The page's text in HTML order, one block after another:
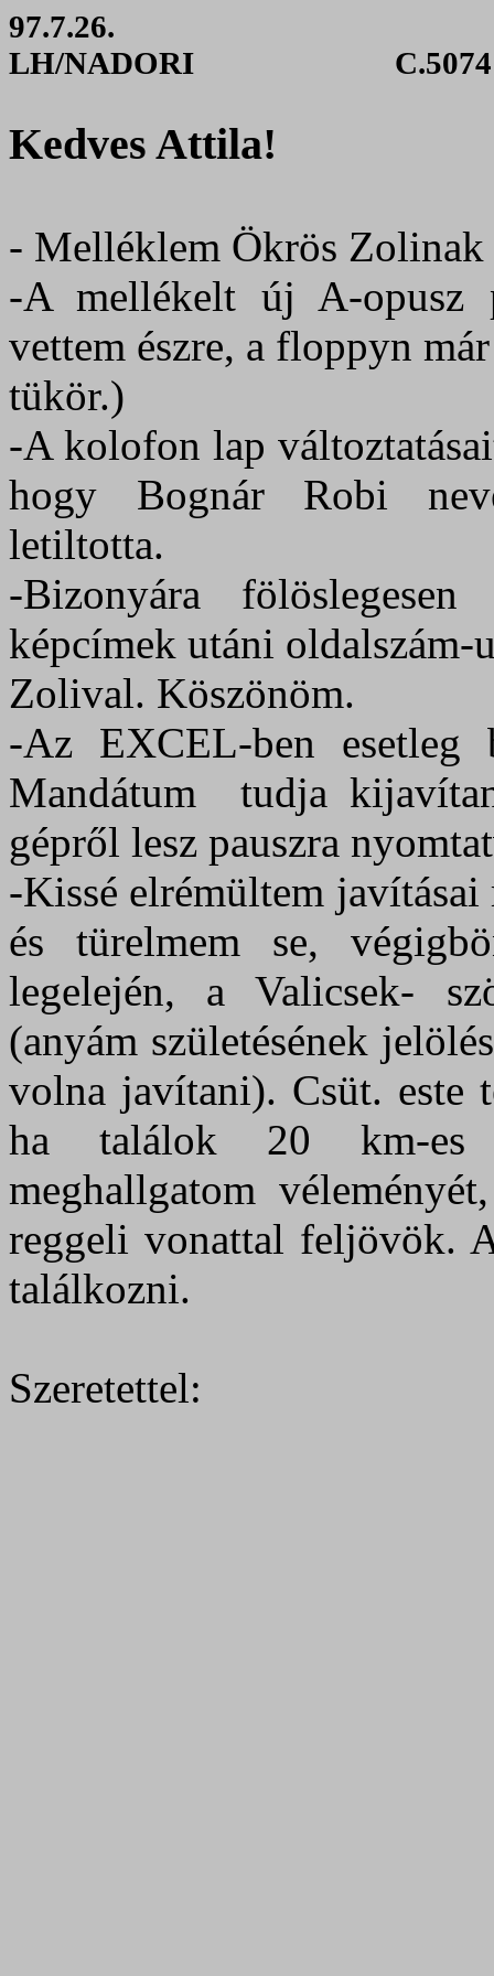
97.7.26.
LH/NADORI
C.5074
Kedves Attila!
‑ Melléklem Ökrös
‑A mellékelt új A-opusz
vettem észre, a floppyn
tükör.)
-A kolofon lap
hogy Bognár Robi
letiltotta.
-Bizonyára
képcímek utáni oldalszám-
Zolival. Köszönöm.
-Az EXCEL-ben esetleg
Mandátum
tudja
gépről lesz pauszra
-Kissé elrémültem
és türelmem se,
legelején, a Valicsek-
(anyám születésének
volna javítani). Csüt. este
ha találok 20 km-es
meghallgatom
reggeli vonattal feljövök.
találkozni.
Szeretettel: